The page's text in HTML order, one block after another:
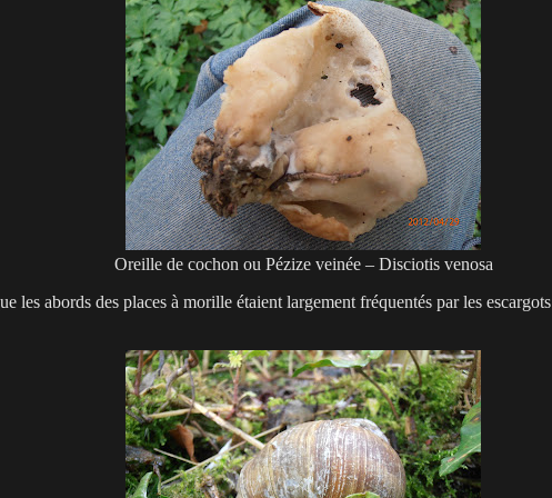
Oreille de cochon ou Pézize veinée – Disciotis venosa
les abords des places à morille étaient largement fréquentés par les